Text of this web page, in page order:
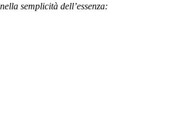
semplicità dell’essenza: